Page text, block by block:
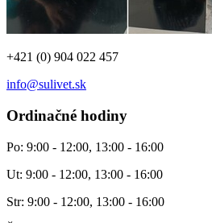
+421 (0) 904 022 457
info@sulivet.sk
Ordinačné hodiny
Po: 9:00 - 12:00, 13:00 - 16:00
Ut: 9:00 - 12:00, 13:00 - 16:00
Str: 9:00 - 12:00, 13:00 - 16:00